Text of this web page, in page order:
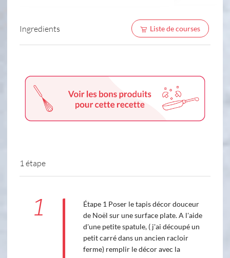
Ingredients Liste de courses
1 étape
1
Étape 1 Poser le tapis décor douceur
de Noël sur une surface plate. A l'aide
d'une petite spatule, ( j'ai découpé un
petit carré dans un ancien racloir
ferme) remplir le décor avec la